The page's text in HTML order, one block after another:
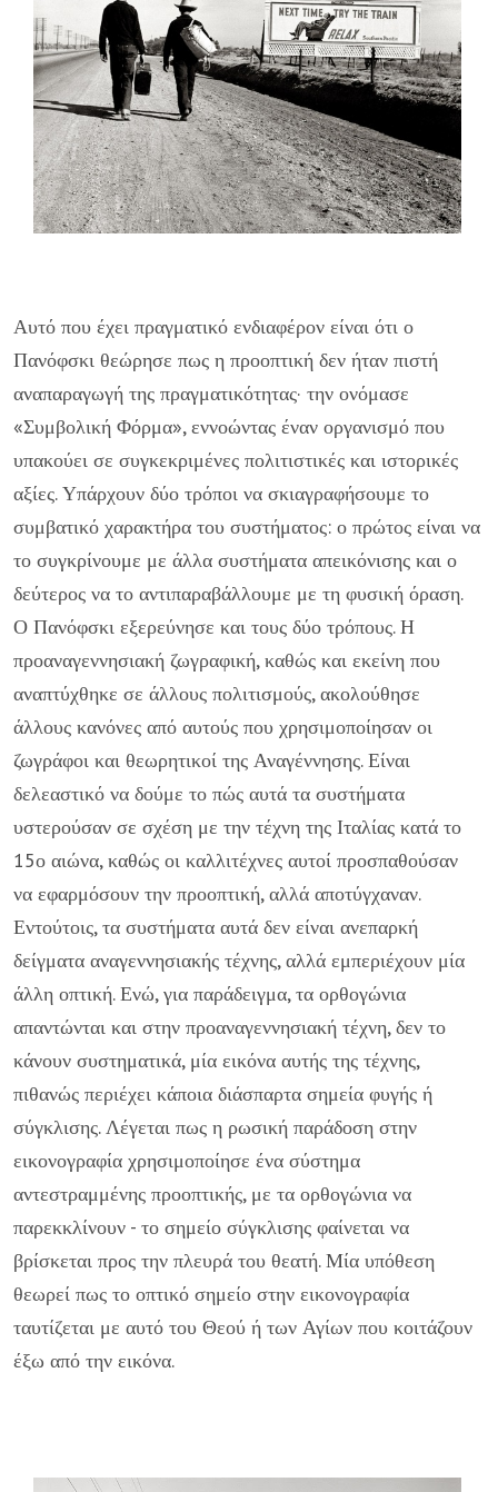
Αυτό που έχει πραγματικό ενδιαφέρον είναι ότι ο
Πανόφσκι θεώρησε πως η προοπτική δεν ήταν πιστή
αναπαραγωγή της πραγματικότητας· την ονόμασε
«Συμβολική Φόρμα», εννοώντας έναν οργανισμό που
υπακούει σε συγκεκριμένες πολιτιστικές και ιστορικές
αξίες. Υπάρχουν δύο τρόποι να σκιαγραφήσουμε το
συμβατικό χαρακτήρα του συστήματος: ο πρώτος είναι να
το συγκρίνουμε με άλλα συστήματα απεικόνισης και ο
δεύτερος να το αντιπαραβάλλουμε με τη φυσική όραση.
Ο Πανόφσκι εξερεύνησε και τους δύο τρόπους. Η
προαναγεννησιακή ζωγραφική, καθώς και εκείνη που
αναπτύχθηκε σε άλλους πολιτισμούς, ακολούθησε
άλλους κανόνες από αυτούς που χρησιμοποίησαν οι
ζωγράφοι και θεωρητικοί της Αναγέννησης. Είναι
δελεαστικό να δούμε το πώς αυτά τα συστήματα
υστερούσαν σε σχέση με την τέχνη της Ιταλίας κατά το
15ο αιώνα, καθώς οι καλλιτέχνες αυτοί προσπαθούσαν
να εφαρμόσουν την προοπτική, αλλά αποτύγχαναν.
Εντούτοις, τα συστήματα αυτά δεν είναι ανεπαρκή
δείγματα αναγεννησιακής τέχνης, αλλά εμπεριέχουν μία
άλλη οπτική. Ενώ, για παράδειγμα, τα ορθογώνια
απαντώνται και στην προαναγεννησιακή τέχνη, δεν το
κάνουν συστηματικά, μία εικόνα αυτής της τέχνης,
πιθανώς περιέχει κάποια διάσπαρτα σημεία φυγής ή
σύγκλισης. Λέγεται πως η ρωσική παράδοση στην
εικονογραφία χρησιμοποίησε ένα σύστημα
αντεστραμμένης προοπτικής, με τα ορθογώνια να
παρεκκλίνουν - το σημείο σύγκλισης φαίνεται να
βρίσκεται προς την πλευρά του θεατή. Μία υπόθεση
θεωρεί πως το οπτικό σημείο στην εικονογραφία
ταυτίζεται με αυτό του Θεού ή των Αγίων που κοιτάζουν
έξω από την εικόνα.